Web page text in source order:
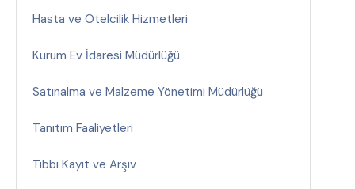
Hasta ve Otelcilik Hizmetleri
Kurum Ev İdaresi Müdürlüğü
Satınalma ve Malzeme Yönetimi Müdürlüğü
Tanıtım Faaliyetleri
Tıbbi Kayıt ve Arşiv